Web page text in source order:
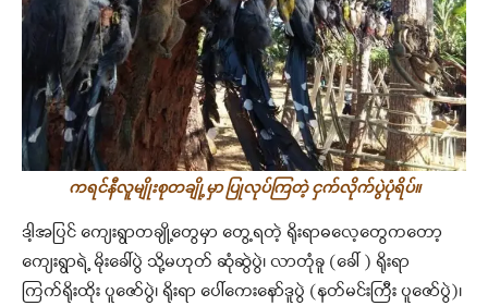
ကရင်နီလူမျိုးစုတချို့မှာ ပြုလုပ်ကြတဲ့ ငှက်လိုက်ပွဲပုံရိပ်။
ဒါ့အပြင် ကျေးရွာတချို့တွေမှာ တွေ့ရတဲ့ ရိုးရာဓလေ့တွေကတော့
ကျေးရွာရဲ့ မိုးခေါ်ပွဲ သို့မဟုတ် ဆုံဆွဲပွဲ၊ လာတုံခူ (ခေါ် ) ရိုးရာ
ကြက်ရိုးထိုး ပူဇော်ပွဲ၊ ရိုးရာ ပေါ်ကေးနော်ဒူပွဲ (နတ်မင်းကြီး ပူဇော်ပွဲ)၊